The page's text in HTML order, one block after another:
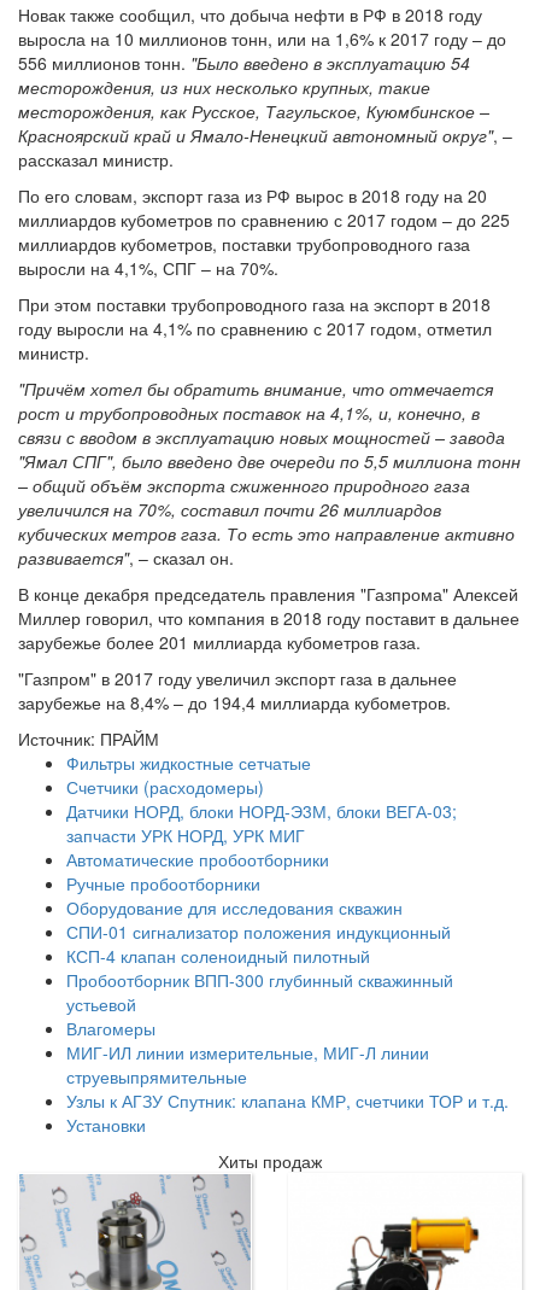
Новак также сообщил, что добыча нефти в РФ в 2018 году
выросла на 10 миллионов тонн, или на 1,6% к 2017 году – до
556 миллионов тонн. "Было введено в эксплуатацию 54
месторождения, из них несколько крупных, такие
месторождения, как Русское, Тагульское, Куюмбинское –
Красноярский край и Ямало-Ненецкий автономный округ", –
рассказал министр.
По его словам, экспорт газа из РФ вырос в 2018 году на 20
миллиардов кубометров по сравнению с 2017 годом – до 225
миллиардов кубометров, поставки трубопроводного газа
выросли на 4,1%, СПГ – на 70%.
При этом поставки трубопроводного газа на экспорт в 2018
году выросли на 4,1% по сравнению с 2017 годом, отметил
министр.
"Причём хотел бы обратить внимание, что отмечается
рост и трубопроводных поставок на 4,1%, и, конечно, в
связи с вводом в эксплуатацию новых мощностей – завода
"Ямал СПГ", было введено две очереди по 5,5 миллиона тонн
– общий объём экспорта сжиженного природного газа
увеличился на 70%, составил почти 26 миллиардов
кубических метров газа. То есть это направление активно
развивается", – сказал он.
В конце декабря председатель правления "Газпрома" Алексей
Миллер говорил, что компания в 2018 году поставит в дальнее
зарубежье более 201 миллиарда кубометров газа.
"Газпром" в 2017 году увеличил экспорт газа в дальнее
зарубежье на 8,4% – до 194,4 миллиарда кубометров.
Источник: ПРАЙМ
Фильтры жидкостные сетчатые
Счетчики (расходомеры)
Датчики НОРД, блоки НОРД-Э3М, блоки ВЕГА-03;
запчасти УРК НОРД, УРК МИГ
Автоматические пробоотборники
Ручные пробоотборники
Оборудование для исследования скважин
СПИ-01 сигнализатор положения индукционный
КСП-4 клапан соленоидный пилотный
Пробоотборник ВПП-300 глубинный скважинный
устьевой
Влагомеры
МИГ-ИЛ линии измерительные, МИГ-Л линии
струевыпрямительные
Узлы к АГЗУ Спутник: клапана КМР, счетчики ТОР и т.д.
Установки
Хиты продаж